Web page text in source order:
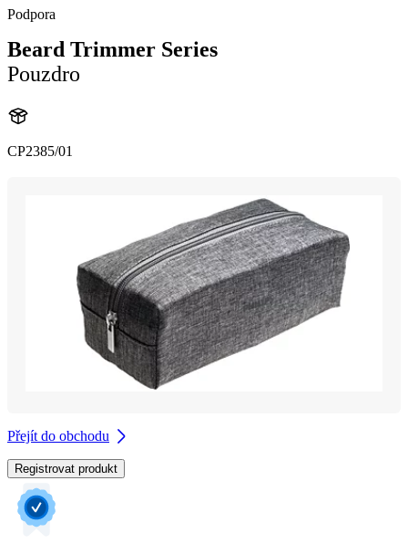
Podpora
Beard Trimmer Series
Pouzdro
CP2385/01
Přejít do obchodu
Registrovat produkt